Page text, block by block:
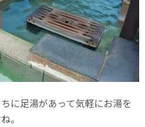
に足湯があって気軽にお湯を
。